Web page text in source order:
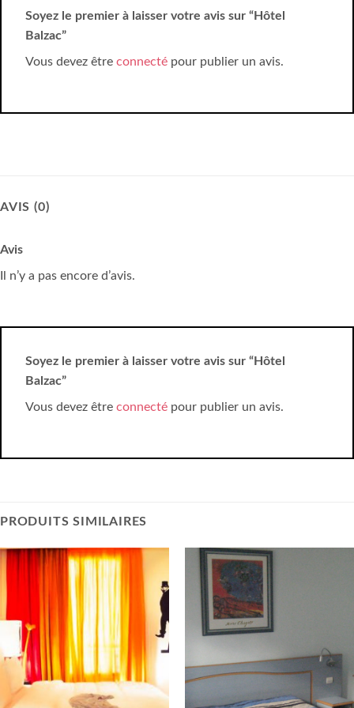
Soyez le premier à laisser votre avis sur “Hôtel
Balzac”
Vous devez être connecté pour publier un avis.
AVIS (0)
Avis
Il n’y a pas encore d’avis.
Soyez le premier à laisser votre avis sur “Hôtel
Balzac”
Vous devez être connecté pour publier un avis.
PRODUITS SIMILAIRES